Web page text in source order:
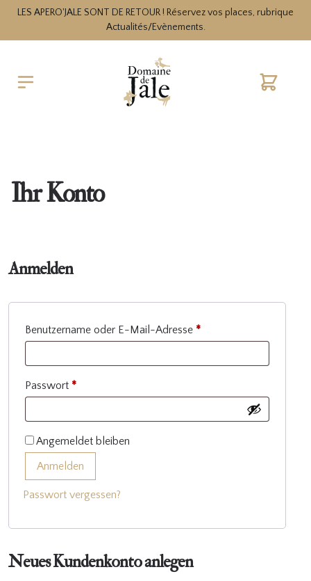
LES APERO'JALE SONT DE RETOUR ! Réservez vos places, rubrique
Actualités/Evènements.
Ihr Konto
Anmelden
Benutzername oder E-Mail-Adresse *
Passwort *
Angemeldet bleiben
Anmelden
Passwort vergessen?
Neues Kundenkonto anlegen